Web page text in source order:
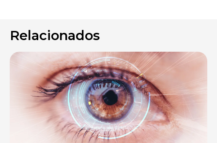
Relacionados